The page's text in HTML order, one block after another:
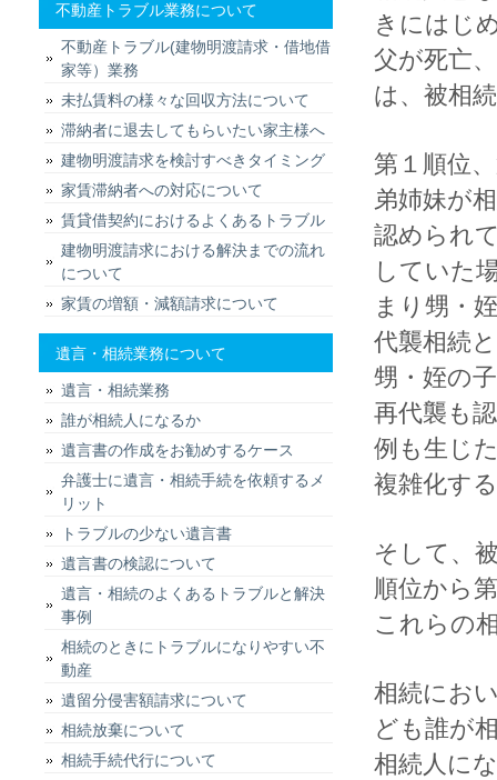
きにはじ
父が死亡
は、被相
第１順位
弟姉妹が
認められ
していた
まり甥・
代襲相続
甥・姪の
再代襲も
例も生じ
複雑化す
そして、
順位から
これらの
相続にお
ども誰が
相続人に
不動産トラブル業務について
不動産トラブル(建物明渡請求・借地借
家等）業務
未払賃料の様々な回収方法について
滞納者に退去してもらいたい家主様へ
建物明渡請求を検討すべきタイミング
家賃滞納者への対応について
賃貸借契約におけるよくあるトラブル
建物明渡請求における解決までの流れ
について
家賃の増額・減額請求について
遺言・相続業務について
遺言・相続業務
誰が相続人になるか
遺言書の作成をお勧めするケース
弁護士に遺言・相続手続を依頼するメ
リット
トラブルの少ない遺言書
遺言書の検認について
遺言・相続のよくあるトラブルと解決
事例
相続のときにトラブルになりやすい不
動産
遺留分侵害額請求について
相続放棄について
相続手続代行について